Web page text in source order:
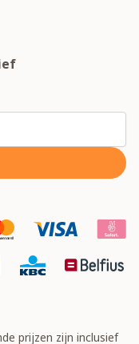
prijzen zijn inclusief